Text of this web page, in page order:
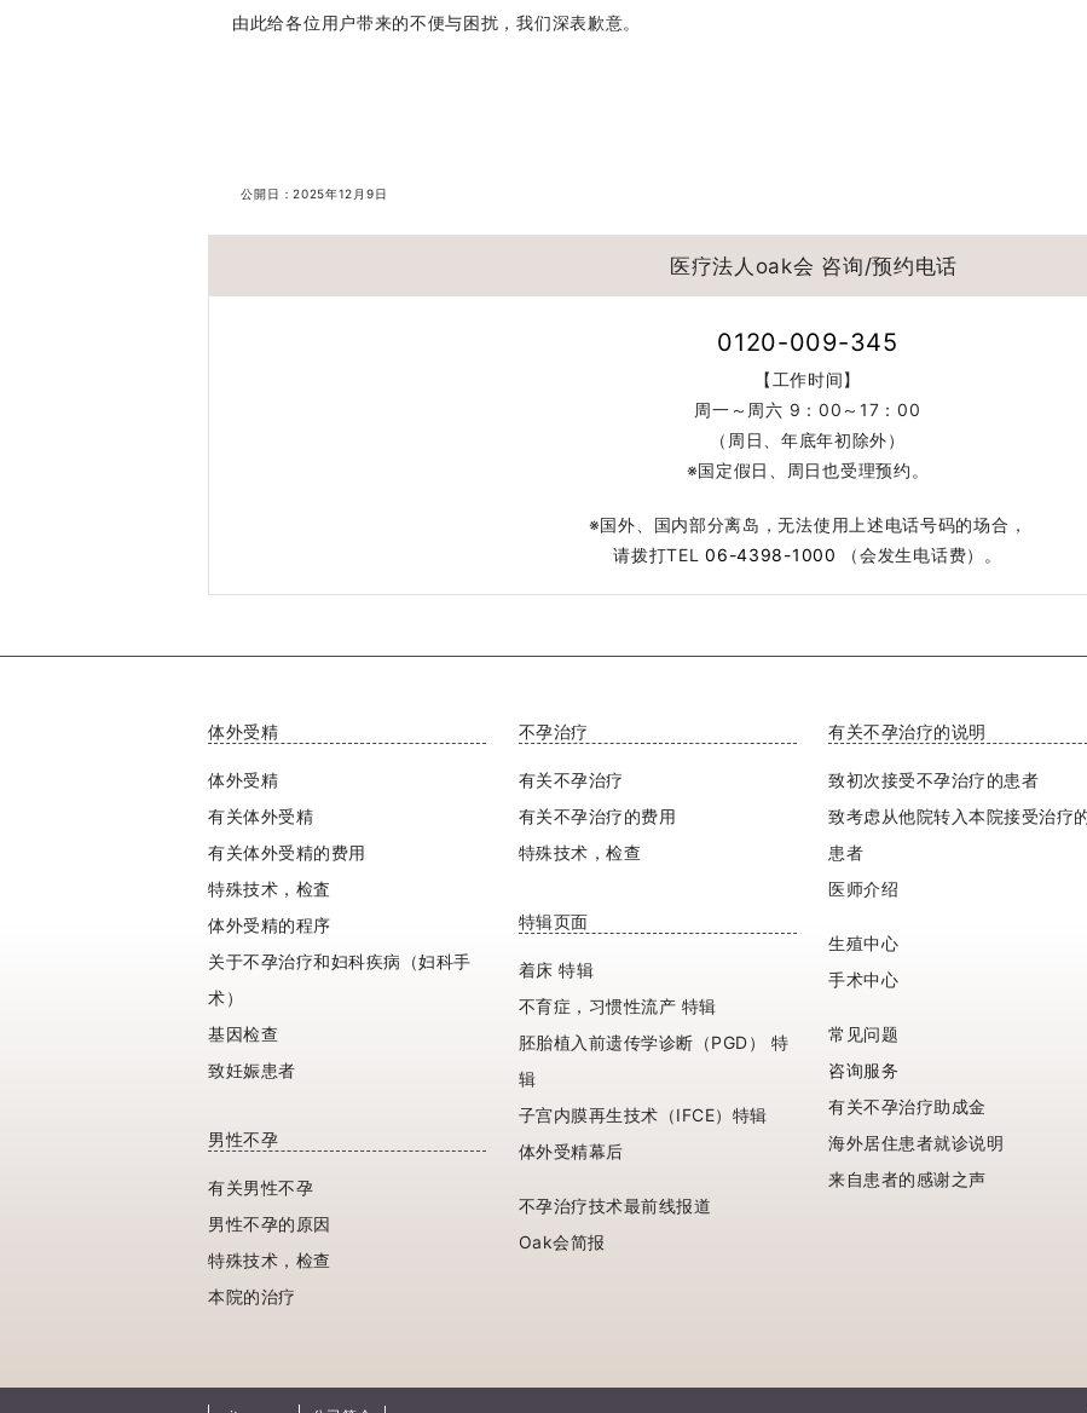
由此给各位用户带来的不便与困扰，我们深表歉意。
公開日：2025年12月9日
医疗法人oak会 咨询/预约电话
0120-009-345
【工作时间】
周一～周六 9：00～17：00
（周日、年底年初除外）
※国定假日、周日也受理预约。
※国外、国内部分离岛，无法使用上述电话号码的场合，
请拨打TEL06-4398-1000 （会发生电话费）。
体外受精
体外受精
有关体外受精
有关体外受精的费用
特殊技术，检査
体外受精的程序
关于不孕治疗和妇科疾病（妇科手
术）
基因检查
致妊娠患者
男性不孕
有关男性不孕
男性不孕的原因
特殊技术，检查
本院的治疗
不孕治疗
有关不孕治疗
有关不孕治疗的费用
特殊技术，检查
特辑页面
着床 特辑
不育症，习惯性流产 特辑
胚胎植入前遗传学诊断（PGD） 特
辑
子宫内膜再生技术（IFCE）特辑
体外受精幕后
不孕治疗技术最前线报道
Oak会简报
有关不孕治疗的说明
致初次接受不孕治疗的患者
致考虑从他院转入本院接受治疗
患者
医师介绍
生殖中心
手术中心
常见问题
咨询服务
有关不孕治疗助成金
海外居住患者就诊说明
来自患者的感谢之声